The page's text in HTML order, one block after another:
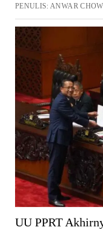
PENULIS: ANWAR
UU PPRT